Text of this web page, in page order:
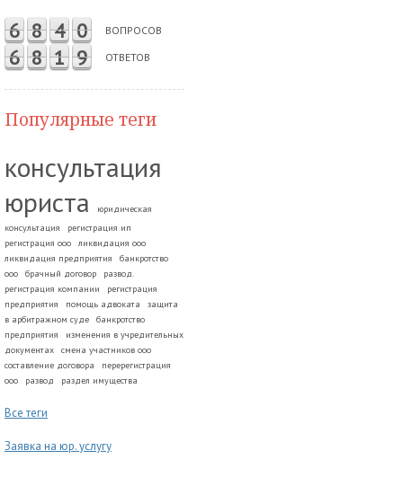
6 8 4 0 ВОПРОСОВ
6 8 1 9 ОТВЕТОВ
Популярные теги
консультация
юриста
юридическая
консультация
регистрация ип
регистрация ооо
ликвидация ооо
ликвидация предприятия
банкротство
ооо
брачный договор
развод.
регистрация компании
регистрация
предприятия
помощь адвоката
защита
в арбитражном суде
банкротство
предприятия
изменения в учредительных
документах
смена участников ооо
составление договора
перерегистрация
ооо
развод раздел имущества
Все теги
Заявка на юр. услугу